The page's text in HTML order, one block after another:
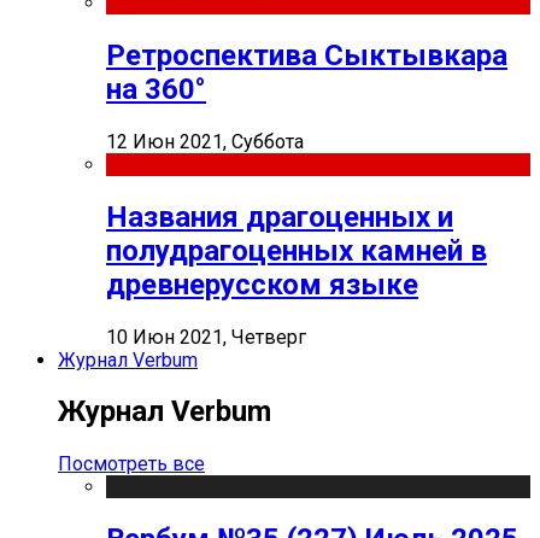
Ретроспектива Сыктывкара
на 360°
12 Июн 2021, Суббота
Названия драгоценных и
полудрагоценных камней в
древнерусском языке
10 Июн 2021, Четверг
Журнал Verbum
Журнал Verbum
Посмотреть все